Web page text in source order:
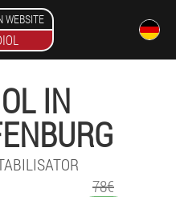
WEBSITE
IN
78€